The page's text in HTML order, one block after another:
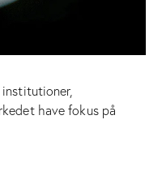
have fokus på